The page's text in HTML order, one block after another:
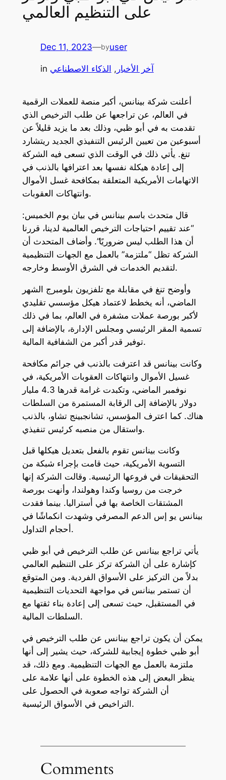
على التنظيم العالمي
Dec 11, 2023—byuser
in آخر الأخبار , الذكاء الاصطناعي
أعلنت شركة بينانس، أكبر منصة للعملات الرقمية
في العالم، عن تراجعها عن طلب الترخيص الذي
تقدمت به في أبو ظبي، وذلك بعد ما يزيد قليلاً عن
أسبوعين من تعيين الرئيس التنفيذي الجديد ريتشارد
تنغ. يأتي ذلك في الوقت الذي تسعى فيه الشركة
إلى إعادة هيكلة نفسها بعد اعترافها بالذنب في
الاتهامات الأمريكية المتعلقة بمكافحة غسل الأموال
وانتهاكات العقوبات.
قال متحدث باسم بينانس في بيان يوم الخميس:
“عند تقييم احتياجات الترخيص العالمية لدينا، قررنا
أن هذا الطلب ليس ضروريًا”. وأضاف المتحدث أن
الشركة تظل “ملتزمة” بالعمل مع الجهات التنظيمية
لتقديم الخدمات في الشرق الأوسط وخارجه.
وأوضح تنغ في مقابلة مع تلفزيون بلومبرج الشهر
الماضي، أنه يخطط لاعتماد هيكل مؤسسي تقليدي
لأكبر بورصة عملات مشفرة في العالم، بما في ذلك
تسمية المقر الرئيسي ومجلس الإدارة، بالإضافة إلى
توفير قدر أكبر من الشفافية المالية.
وكانت بينانس قد اعترفت بالذنب في جرائم مكافحة
غسيل الأموال وانتهاكات العقوبات الأمريكية، في
نوفمبر الماضي، وتكبدت غرامة قدرها 4.3 مليار
دولار بالإضافة إلى الرقابة المستمرة من السلطات
هناك. كما اعترف المؤسس، تشانجبينج تشاو، بالذنب
واستقال من منصبه كرئيس تنفيذي.
وكانت بينانس تقوم بالفعل بتعديل هيكلها قبل
التسوية الأمريكية، حيث قامت بإجراء شبكة من
التحقيقات في فروعها الرئيسية. وقالت الشركة إنها
خرجت من روسيا وكندا وهولندا، وأنهت بورصة
المشتقات الخاصة بها في أستراليا. بينما فقدت
بينانس يو إس الدعم المصرفي وشهدت انكماشًا في
أحجام التداول.
يأتي تراجع بينانس عن طلب الترخيص في أبو ظبي
كإشارة على أن الشركة تركز على التنظيم العالمي
بدلاً من التركيز على الأسواق الفردية. ومن المتوقع
أن تستمر بينانس في مواجهة التحديات التنظيمية
في المستقبل، حيث تسعى إلى إعادة بناء ثقتها مع
السلطات المالية.
يمكن أن يكون تراجع بينانس عن طلب الترخيص في
أبو ظبي خطوة إيجابية للشركة، حيث يشير إلى أنها
ملتزمة بالعمل مع الجهات التنظيمية. ومع ذلك، قد
ينظر البعض إلى هذه الخطوة على أنها علامة على
أن الشركة تواجه صعوبة في الحصول على
التراخيص في الأسواق الرئيسية.
Comments